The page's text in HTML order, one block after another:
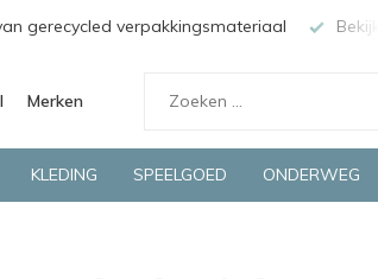
gerecycled verpakkingsmateriaal
Merken
KLEDING SPEELGOED ONDERWEG